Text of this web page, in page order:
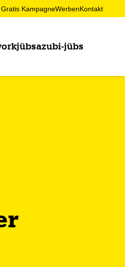
Gratis KampagneWerbenKontakt
jübsazubi-jübs